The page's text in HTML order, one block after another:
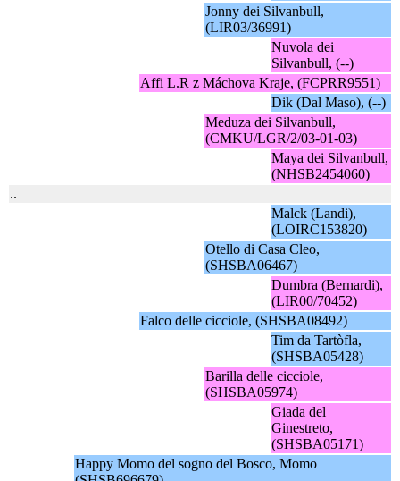
Jonny dei Silvanbull,
(LIR03/36991)
Nuvola dei
Silvanbull, (--)
Affi L.R z Máchova Kraje, (FCPRR9551)
Dik (Dal Maso), (--)
Meduza dei Silvanbull,
(CMKU/LGR/2/03-01-03)
Maya dei Silvanbull,
(NHSB2454060)
..
Malck (Landi),
(LOIRC153820)
Otello di Casa Cleo,
(SHSBA06467)
Dumbra (Bernardi),
(LIR00/70452)
Falco delle cicciole, (SHSBA08492)
Tim da Tartòfla,
(SHSBA05428)
Barilla delle cicciole,
(SHSBA05974)
Giada del
Ginestreto,
(SHSBA05171)
Happy Momo del sogno del Bosco, Momo